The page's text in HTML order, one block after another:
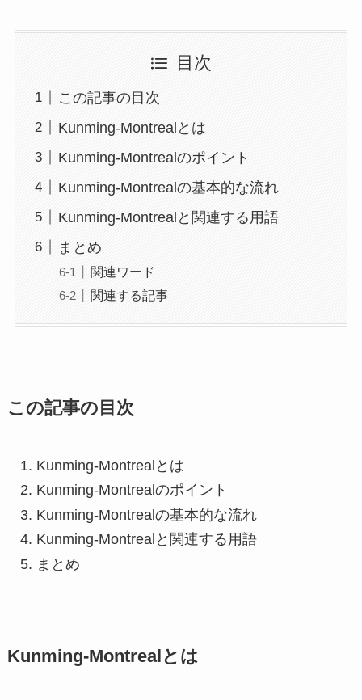
目次
この記事の目次
Kunming-Montrealとは
Kunming-Montrealのポイント
Kunming-Montrealの基本的な流れ
Kunming-Montrealと関連する用語
まとめ
関連ワード
関連する記事
この記事の目次
Kunming-Montrealとは
Kunming-Montrealのポイント
Kunming-Montrealの基本的な流れ
Kunming-Montrealと関連する用語
まとめ
Kunming-Montrealとは